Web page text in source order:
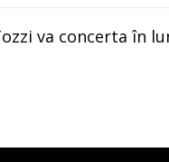
va concerta în